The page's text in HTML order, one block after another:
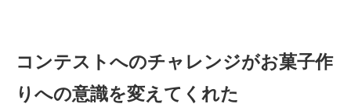
コンテストへのチャレンジがお菓子作
りへの意識を変えてくれた